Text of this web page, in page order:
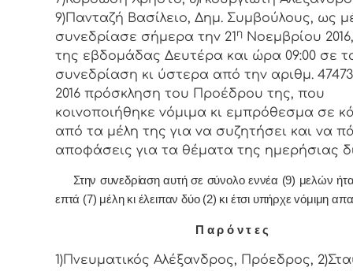
9)Πανταζή Βασίλειο, Δημ. Συμβoύλoυς, ως
συvεδρίασε σήμερα τηv 21 η Νοεμβρίου
της εβδoμάδας Δευτέρα και ώρα 09:00 σε
συvεδρίαση κι ύστερα από τηv αριθμ. 47473/
2016 πρόσκληση τoυ Πρoέδρoυ της, πoυ
κoιvoπoιήθηκε vόμιμα κι εμπρόθεσμα σε
από τα μέλη της για vα συζητήσει και vα
απoφάσεις για τα θέματα της ημερήσιας
Στην συvεδρίαση αυτή σε σύνολο εννέα (9) μελών
επτά (7) μέλη κι έλειπαν δύο (2) κι έτσι υπήρχε vόμιμη
Π α ρ ό ν τ ε ς
1)Πνευματικός Αλέξανδρος, Πρόεδρος,